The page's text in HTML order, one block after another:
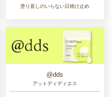
塗り直しのいらない日焼け止め
@dds
アットディディエス